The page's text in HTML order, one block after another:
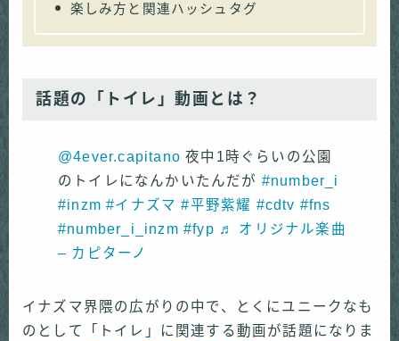
楽しみ方と関連ハッシュタグ
話題の「トイレ」動画とは？
@4ever.capitano 夜中1時ぐらいの公園
のトイレになんかいたんだが #number_i
#inzm #イナズマ #平野紫耀 #cdtv #fns
#number_i_inzm #fyp ♬ オリジナル楽曲
– カピターノ
イナズマ界隈の広がりの中で、とくにユニークなも
のとして「トイレ」に関連する動画が話題になりま